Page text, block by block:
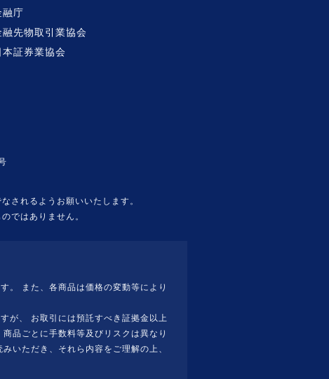
融庁
融先物取引業協会
本証券業協会
されるようお願いいたします。
ではありません。
。 また、各商品は価格の変動等により
が、 お取引には預託すべき証拠金以上
品ごとに手数料等及びリスクは異なり
いただき、それら内容をご理解の上、